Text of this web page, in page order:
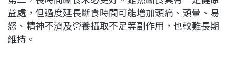
益處，但過度延長斷食時間可能增加頭痛、頭暈、易
怒、精神不濟及營養攝取不足等副作用，也較難長期
維持。